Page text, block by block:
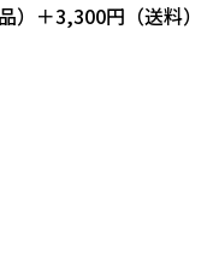
）＋3,300円（送料